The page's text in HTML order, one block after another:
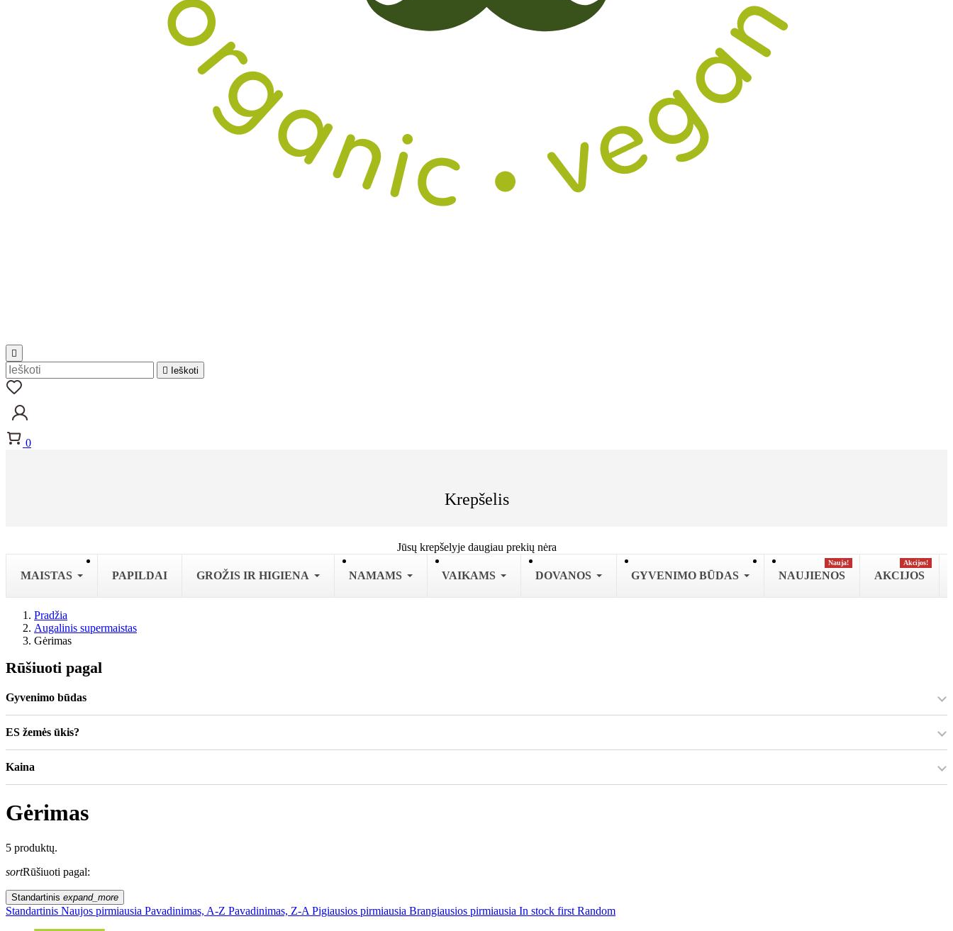


Ieškoti
0
Krepšelis
Jūsų krepšelyje daugiau prekių nėra
MAISTAS PAPILDAI GROŽIS IR HIGIENA NAMAMS VAIKAMS DOVANOS GYVENIMO BŪDAS NAUJIENOS
Nauja!
AKCIJOS
Аkcijos!
Pradžia
Augalinis supermaistas
Gėrimas
Rūšiuoti pagal
Gyvenimo būdas
ES žemės ūkis?
Kaina
Gėrimas
5 produktų.
sortRūšiuoti pagal:
Standartinis expand_more
Standartinis Naujos pirmiausia Pavadinimas, A-Z Pavadinimas, Z-A Pigiausios pirmiausia Brangiausios pirmiausia In stock first Random